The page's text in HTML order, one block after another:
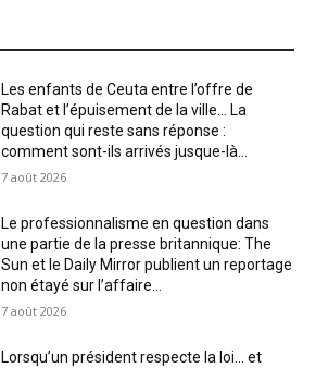
Les enfants de Ceuta entre l’offre de
Rabat et l’épuisement de la ville… La
question qui reste sans réponse :
comment sont-ils arrivés jusque-là...
7 août 2026
Le professionnalisme en question dans
une partie de la presse britannique: The
Sun et le Daily Mirror publient un reportage
non étayé sur l’affaire...
7 août 2026
Lorsqu’un président respecte la loi… et